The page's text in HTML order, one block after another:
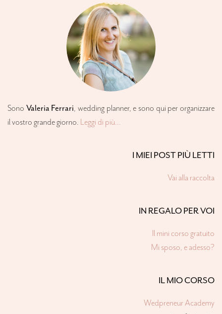
Sono Valeria Ferrari,wedding planner, e sono qui per organizzare
il vostro grande giorno. Leggi di più...
I MIEI POST PIÙ LETTI
Vai alla raccolta
IN REGALO PER VOI
Il mini corso gratuito
Mi sposo, e adesso?
IL MIO CORSO
Wedpreneur Academy